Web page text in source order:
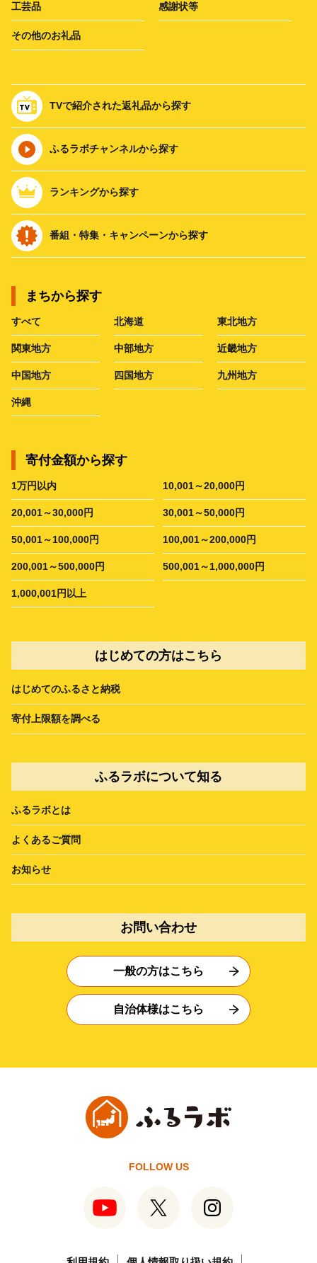
工芸品 感謝状等
その他のお礼品
TVで紹介された返礼品から探す
ふるラボチャンネルから探す
ランキングから探す
番組・特集・キャンペーンから探す
まちから探す
すべて 北海道 東北地方
関東地方 中部地方 近畿地方
中国地方 四国地方 九州地方
沖縄
寄付金額から探す
1万円以内 10,001～20,000円
20,001～30,000円 30,001～50,000円
50,001～100,000円 100,001～200,000円
200,001～500,000円 500,001～1,000,000円
1,000,001円以上
はじめての方はこちら
はじめてのふるさと納税
寄付上限額を調べる
ふるラボについて知る
ふるラボとは
よくあるご質問
お知らせ
お問い合わせ
一般の方はこちら
自治体様はこちら
FOLLOW US